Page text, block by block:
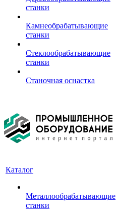
станки
Камнеобрабатывающие
станки
Стеклообрабатывающие
станки
Станочная оснастка
Каталог
Металлообрабатывающие
станки